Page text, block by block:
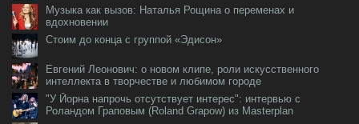
Музыка как вызов: Наталья Рощина о переменах и
вдохновении
Стоим до конца с группой «Эдисон»
Евгений Леонович: о новом клипе, роли искусственного
интеллекта в творчестве и любимом городе
"У Йорна напрочь отсутствует интерес": интервью с
Роландом Граповым (Roland Grapow) из Masterplan